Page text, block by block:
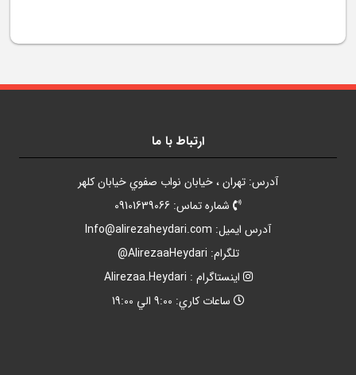
ارتباط با ما
آدرس: تهران ، خيابان نواب صفوي خيابان کلهر
شماره تماس: 09101639066
آدرس ايميل: Info@alirezaheydari.com
تلگرام: AlirezaaHeydari@
اينستاگرام : Alirezaa.Heydari
ساعات کاري: 9:00 الي 19:00